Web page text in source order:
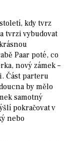
kdy tvrz
tvrzi vybudovat
Paar poté, co
nový zámek –
Část parteru
by mělo
samotný
pokračovat v
nebo